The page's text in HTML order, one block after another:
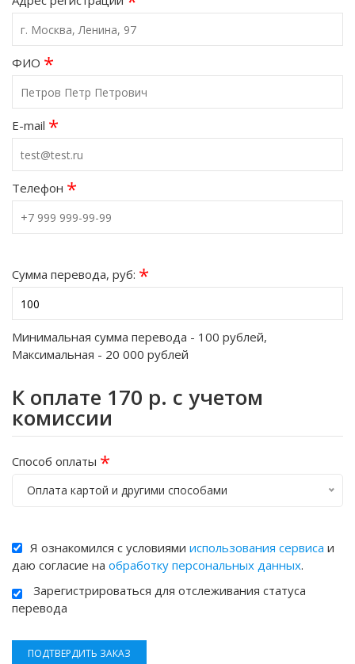
ФИО *
E-mail *
Телефон *
Сумма перевода, руб: *
Минимальная сумма перевода - 100 рублей,
Максимальная - 20 000 рублей
К оплате 170 р. с учетом
комиссии
Способ оплаты *
Оплата картой и другими способами
Я ознакомился с условиями использования сервиса и
даю согласие на обработку персональных данных.
Зарегистрироваться для отслеживания статуса
перевода
ПОДТВЕРДИТЬ ЗАКАЗ